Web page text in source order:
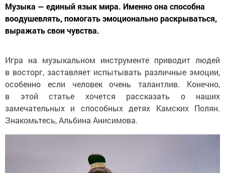
Музыка — единый язык мира. Именно она способна
воодушевлять, помогать эмоционально раскрываться,
выражать свои чувства.
Игра на музыкальном инструменте приводит людей
в восторг, заставляет испытывать различные эмоции,
особенно если человек очень талантлив. Конечно,
в этой статье хочется рассказать о наших
замечательных и способных детях Камских Полян.
Знакомьтесь, Альбина Анисимова.